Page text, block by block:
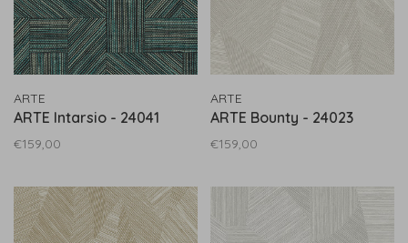
ARTE
ARTE Intarsio - 24041
€159,00
ARTE
ARTE Bounty - 24023
€159,00